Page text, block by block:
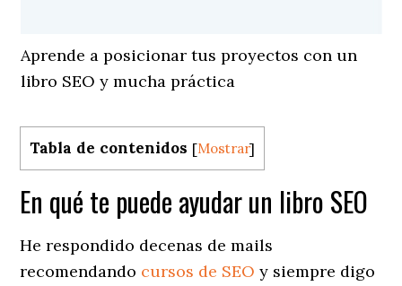
Aprende a posicionar tus proyectos con un
libro SEO y mucha práctica
Tabla de contenidos [Mostrar]
En qué te puede ayudar un libro SEO
He respondido decenas de mails
recomendando cursos de SEO y siempre digo